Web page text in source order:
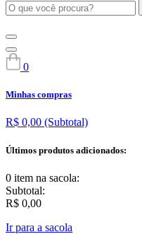
0
Minhas compras
R$ 0,00 (Subtotal)
Últimos produtos adicionados:
0 item na sacola:
Subtotal:
R$ 0,00
Ir para a sacola